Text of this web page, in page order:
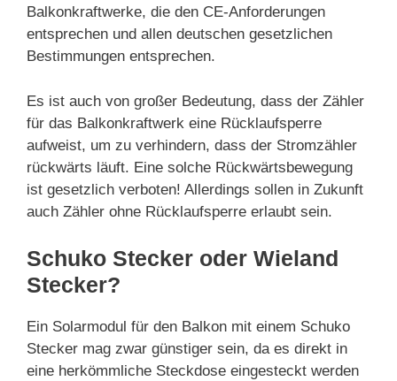
Balkonkraftwerke, die den CE-Anforderungen
entsprechen und allen deutschen gesetzlichen
Bestimmungen entsprechen.
Es ist auch von großer Bedeutung, dass der Zähler
für das Balkonkraftwerk eine Rücklaufsperre
aufweist, um zu verhindern, dass der Stromzähler
rückwärts läuft. Eine solche Rückwärtsbewegung
ist gesetzlich verboten! Allerdings sollen in Zukunft
auch Zähler ohne Rücklaufsperre erlaubt sein.
Schuko Stecker oder Wieland
Stecker?
Ein Solarmodul für den Balkon mit einem Schuko
Stecker mag zwar günstiger sein, da es direkt in
eine herkömmliche Steckdose eingesteckt werden